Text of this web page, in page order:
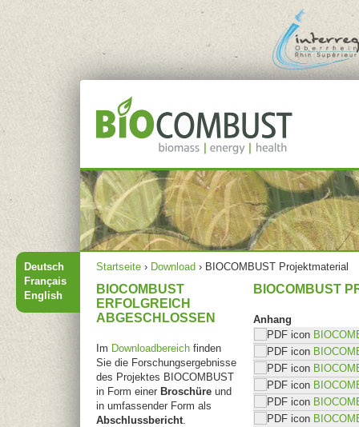
Jump to navigation
Sie sind hier
Startseite › Download › BIOCOMBUST Projektmaterial
BIOCOMBUST
Anhang
BIOCOMBUST
ERFOLGREICH
ABGESCHLOSSEN
Im Downloadbereich finden
Sie die Forschungsergebnisse
des Projektes BIOCOMBUST
in Form einer Broschüre und
in umfassender Form als
Abschlussbericht
Deutsch
Français
English